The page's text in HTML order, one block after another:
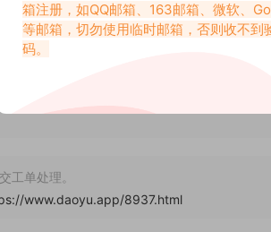
工单处理。
www.daoyu.app/8937.html
箱注册，如QQ邮箱、163邮箱、微软、
等邮箱，切勿使用临时邮箱，否则收不到
码。